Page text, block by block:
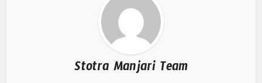
Stotra Manjari Team